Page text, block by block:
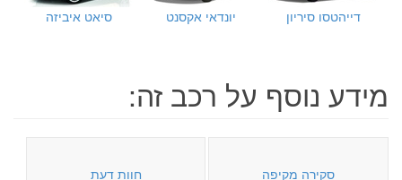
דייהטסו סיריון יונדאי אקסנט סיאט איביזה
מידע נוסף על רכב זה:
סקירה מקיפה חוות דעת